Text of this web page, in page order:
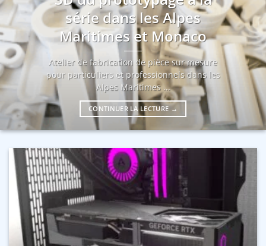
série dans les Alpes
Maritimes et Monaco
Atelier de fabrication de pièce sur mesure
pour particuliers et professionnels dans les
Alpes Maritimes ...
CONTINUER LA LECTURE →